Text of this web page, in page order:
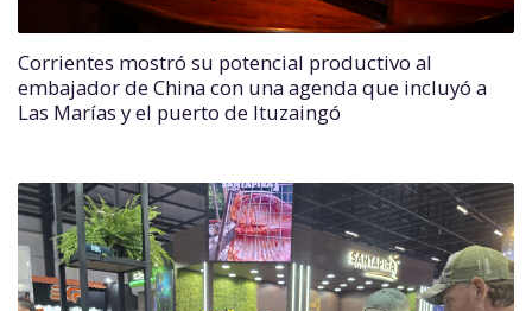
Corrientes mostró su potencial productivo al
embajador de China con una agenda que incluyó a
Las Marías y el puerto de Ituzaingó